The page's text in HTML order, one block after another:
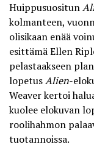
Huippusuositun
kolmanteen,
olisikaan enää
esittämä Ellen
pelastaakseen
lopetusAlien-
Weaver kertoi
kuolee elokuvan
roolihahmon
tuotannoissa.